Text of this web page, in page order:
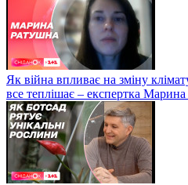
Як війна впливає на зміну
все теплішає – експертка